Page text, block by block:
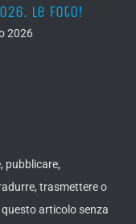
Le Foto!
2026
pubblicare,
trasmettere o
articolo senza